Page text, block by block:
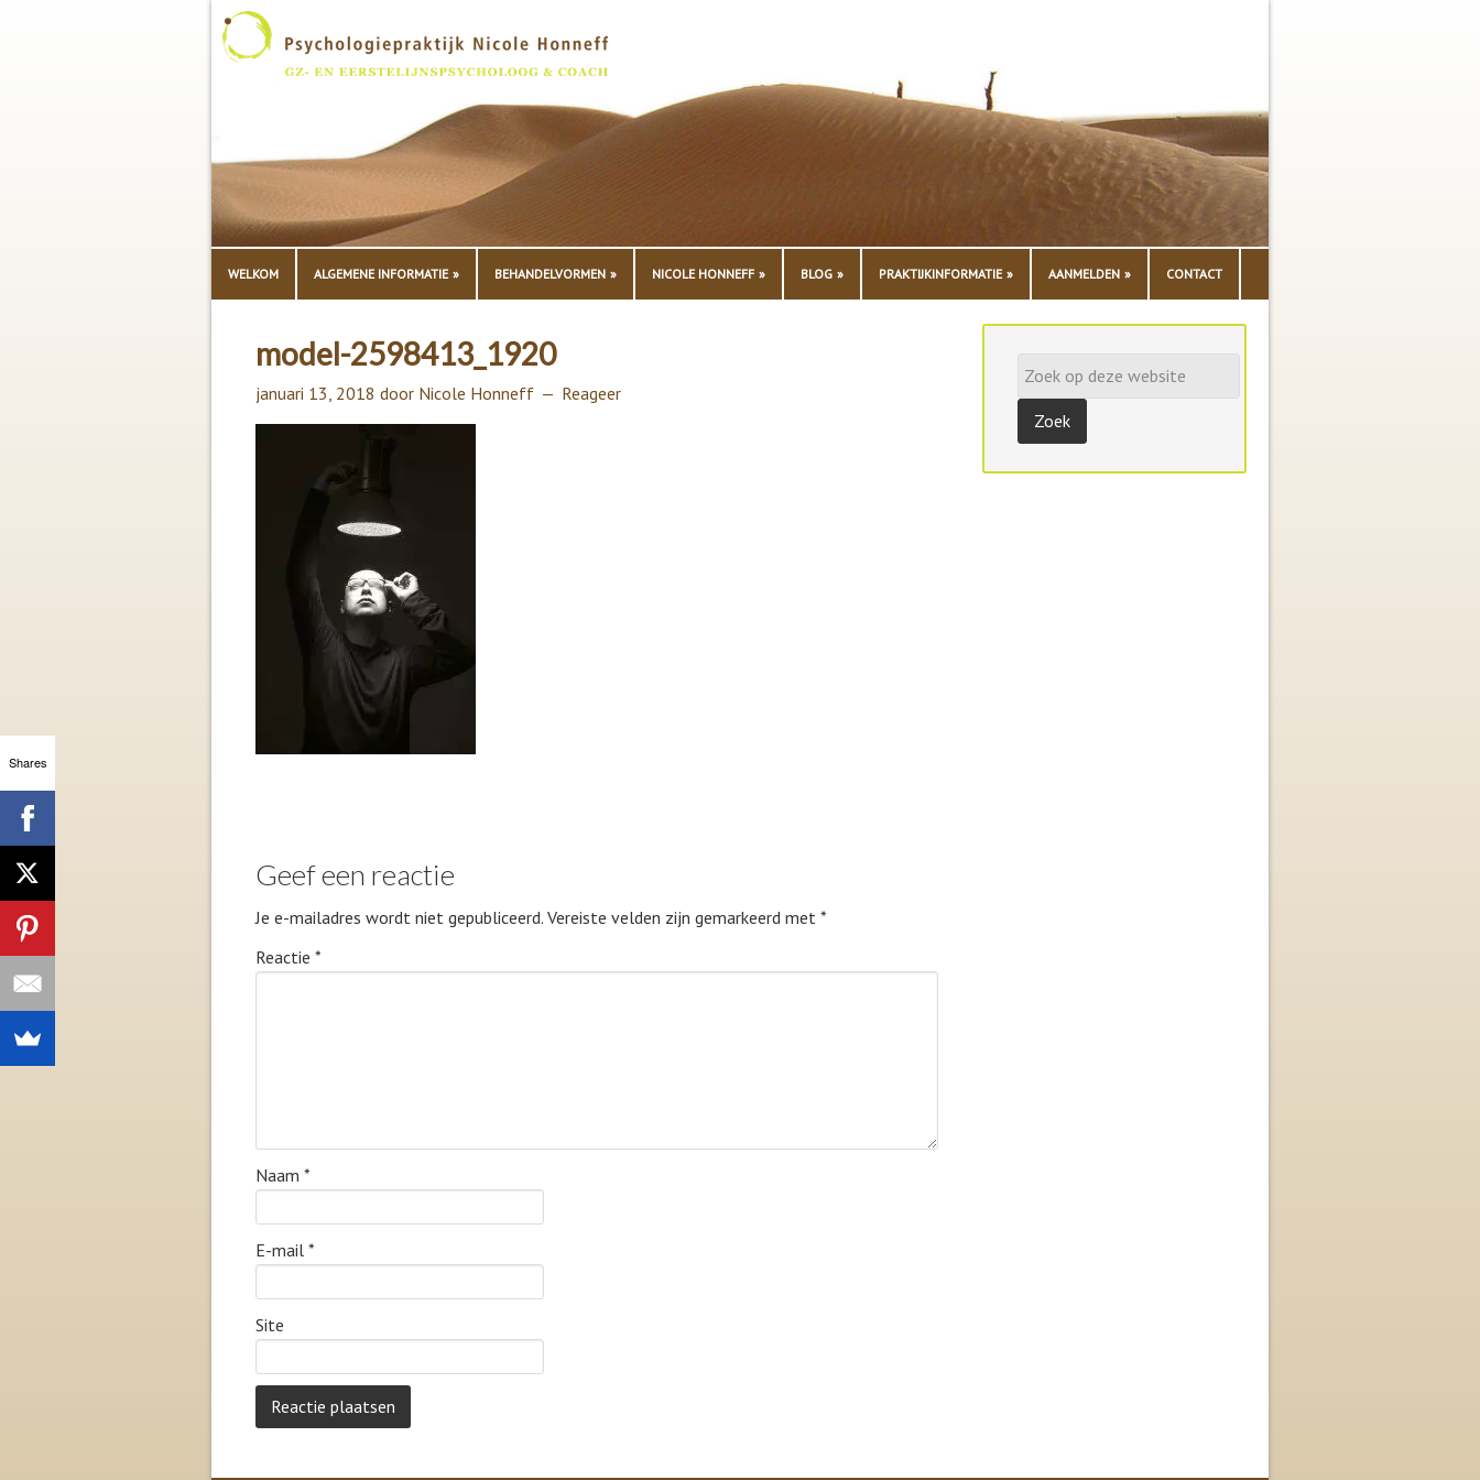
WELKOM ALGEMENE INFORMATIE BEHANDELVORMEN NICOLE HONNEFF BLOG PRAKTIJKINFORMATIE AANMELDEN CONTACT
model-2598413_1920
januari 13, 2018 door Nicole Honneff Reageer
Geef een reactie
Je e-mailadres wordt niet gepubliceerd. Vereiste velden zijn gemarkeerd met *
Reactie *
Naam *
E-mail *
Site
Shares